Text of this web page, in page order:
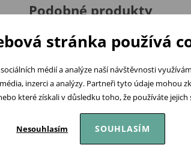
Podobné produkty
stránka používá
médií a analýze naší návštěvnosti
inzerci a analýzy. Partneři tyto údaje mohou
které získali v důsledku toho, že používáte jejich
Nesouhlasím SOUHLASÍM